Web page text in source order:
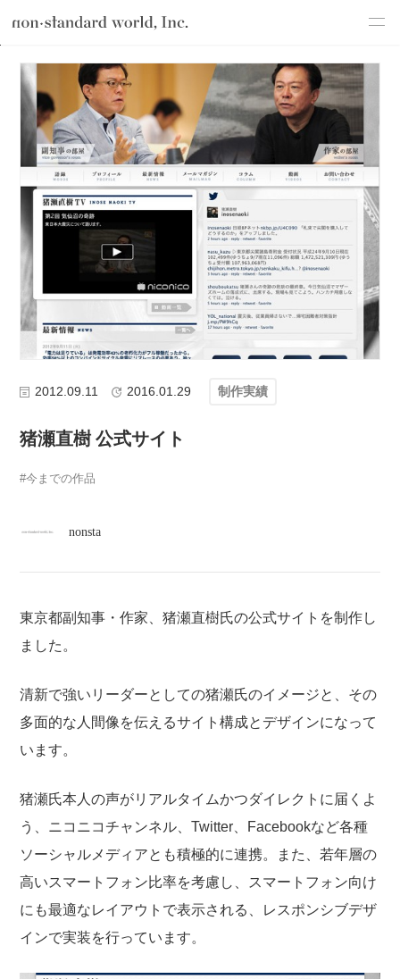
about
csr
service
works
flow
shop
blog
recruit
atelier
TOP ブログ わたしたちのこと 制作実績 猪瀬直樹 公式サイ
2012.09.11 2016.01.29 制作実績
猪瀬直樹 公式サイト
今までの作品
nonsta
東京都副知事・作家、猪瀬直樹氏の公式サイトを制作し
ました。
清新で強いリーダーとしての猪瀬氏のイメージと、その
多面的な人間像を伝えるサイト構成とデザインになって
います。
猪瀬氏本人の声がリアルタイムかつダイレクトに届くよ
う、ニコニコチャンネル、Twitter、Facebookなど各種
ソーシャルメディアとも積極的に連携。また、若年層の
高いスマートフォン比率を考慮し、スマートフォン向け
にも最適なレイアウトで表示される、レスポンシブデザ
インで実装を行っています。